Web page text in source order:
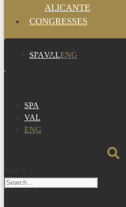
ALICANTE
CONGRESSES
SPAVALENG
SPA
VAL
ENG